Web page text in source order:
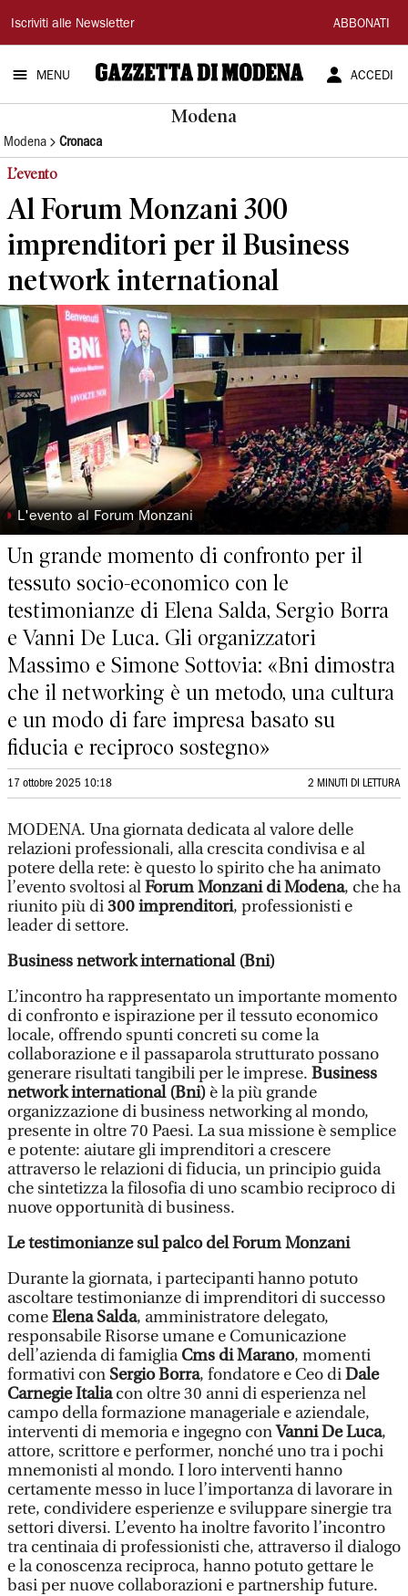
Gazzetta
di
Modena
Iscriviti alle Newsletter ABBONATI
MENU ACCEDI
Modena
Modena Cronaca
L’evento
Al Forum Monzani 300
imprenditori per il Business
network international
◗ L'evento al Forum Monzani
Un grande momento di confronto per il
tessuto socio-economico con le
testimonianze di Elena Salda, Sergio Borra
e Vanni De Luca. Gli organizzatori
Massimo e Simone Sottovia: «Bni dimostra
che il networking è un metodo, una cultura
e un modo di fare impresa basato su
fiducia e reciproco sostegno»
17 ottobre 2025 10:18 2 MINUTI DI LETTURA
MODENA. Una giornata dedicata al valore delle
relazioni professionali, alla crescita condivisa e al
potere della rete: è questo lo spirito che ha animato
l’evento svoltosi alForum Monzani di Modena, che ha
riunito più di300 imprenditori, professionisti e
leader di settore.
Business network international (Bni)
L’incontro ha rappresentato un importante momento
di confronto e ispirazione per il tessuto economico
locale, offrendo spunti concreti su come la
collaborazione e il passaparola strutturato possano
generare risultati tangibili per le imprese. Business
network international (Bni) è la più grande
organizzazione di business networking al mondo,
presente in oltre 70 Paesi. La sua missione è semplice
e potente: aiutare gli imprenditori a crescere
attraverso le relazioni di fiducia, un principio guida
che sintetizza la filosofia di uno scambio reciproco di
nuove opportunità di business.
Le testimonianze sul palco del Forum Monzani
Durante la giornata, i partecipanti hanno potuto
ascoltare testimonianze di imprenditori di successo
comeElena Salda, amministratore delegato,
responsabile Risorse umane e Comunicazione
dell’azienda di famigliaCms di Marano, momenti
formativi con Sergio Borra, fondatore e Ceo diDale
Carnegie Italiacon oltre 30 anni di esperienza nel
campo della formazione manageriale e aziendale,
interventi di memoria e ingegno conVanni De Luca,
attore, scrittore e performer, nonché uno tra i pochi
mnemonisti al mondo. I loro interventi hanno
certamente messo in luce l’importanza di lavorare in
rete, condividere esperienze e sviluppare sinergie tra
settori diversi. L’evento ha inoltre favorito l’incontro
tra centinaia di professionisti che, attraverso il dialogo
e la conoscenza reciproca, hanno potuto gettare le
basi per nuove collaborazioni e partnership future.